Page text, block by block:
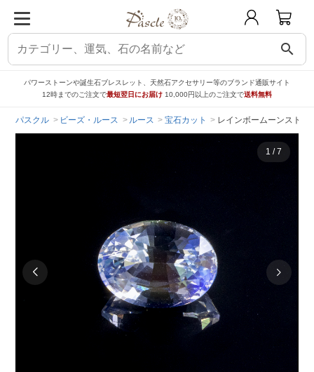
search
パワーストーンや誕生石ブレスレット、天然石アクセサリー等のブランド通販サイト
12時までのご注文で最短翌日にお届け 10,000円以上のご注文で送料無料
パスクル ビーズ・ルース ルース 宝石カット レインボームーンストー
1 /7